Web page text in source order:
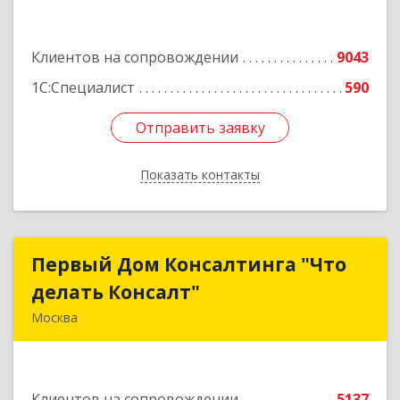
Клиентов на сопровождении
9043
1С:Специалист
590
Отправить заявку
Показать контакты
Отправить заявку
Назад
Первый Дом Консалтинга "Что
делать Консалт"
Москва
Первый Дом Консалтинга "Что